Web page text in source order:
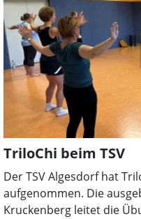
TriloChi beim TSV
Der TSV Algesdorf hat
aufgenommen. Die
Kruckenberg leitet die